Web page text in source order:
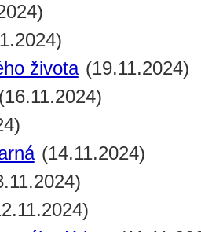
života (19.11.2024)
(16.11.2024)
(14.11.2024)